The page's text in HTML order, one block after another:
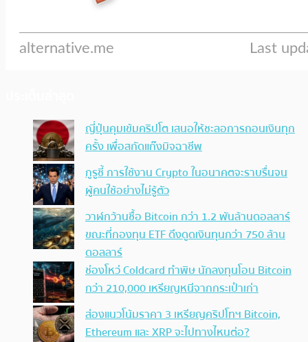
ญี่ปุ่นคุมเข้มคริปโต เสนอให้ชะลอการถอนเงินทุก
ครั้ง เพื่อสกัดแก๊งมิจฉาชีพ
กูรูชี้ การใช้งาน Crypto ในอนาคตจะราบรื่นจน
ผู้คนใช้อย่างไม่รู้ตัว
วาฬกว้านซื้อ Bitcoin กว่า 1.2 พันล้านดอลลาร์
ขณะที่กองทุน ETF ดึงดูดเงินทุนกว่า 750 ล้าน
ดอลลาร์
ช่องโหว่ Coldcard ทำพิษ นักลงทุนโอน Bitcoin
กว่า 210,000 เหรียญหนีจากกระเป๋าเก่า
ส่องแนวโน้มราคา 3 เหรียญคริปโทฯ Bitcoin,
Ethereum และ XRP จะไปทางไหนต่อ?